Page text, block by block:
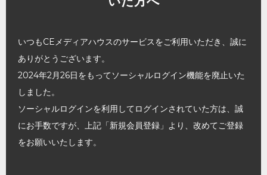
いつもCEメディアハウスのサービスをご利用いただき、誠に
ありがとうございます。
2024年2月26日をもってソーシャルログイン機能を廃止いた
しました。
ソーシャルログインを利用してログインされていた方は、誠
にお手数ですが、上記「新規会員登録」より、改めてご登録
をお願いいたします。